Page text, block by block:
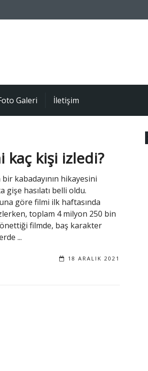
Galeri İletişim
kaç kişi izledi?
kabadayının hikayesini
gişe hasılatı belli oldu.
göre filmi ilk haftasında
toplam 4 milyon 250 bin
filmde, baş karakter
...
18 ARALIK 2021